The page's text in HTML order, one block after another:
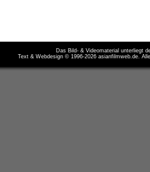
Das Bild- & Videomaterial unterliegt
Text & Webdesign © 1996-2026 asianfilmweb.de.